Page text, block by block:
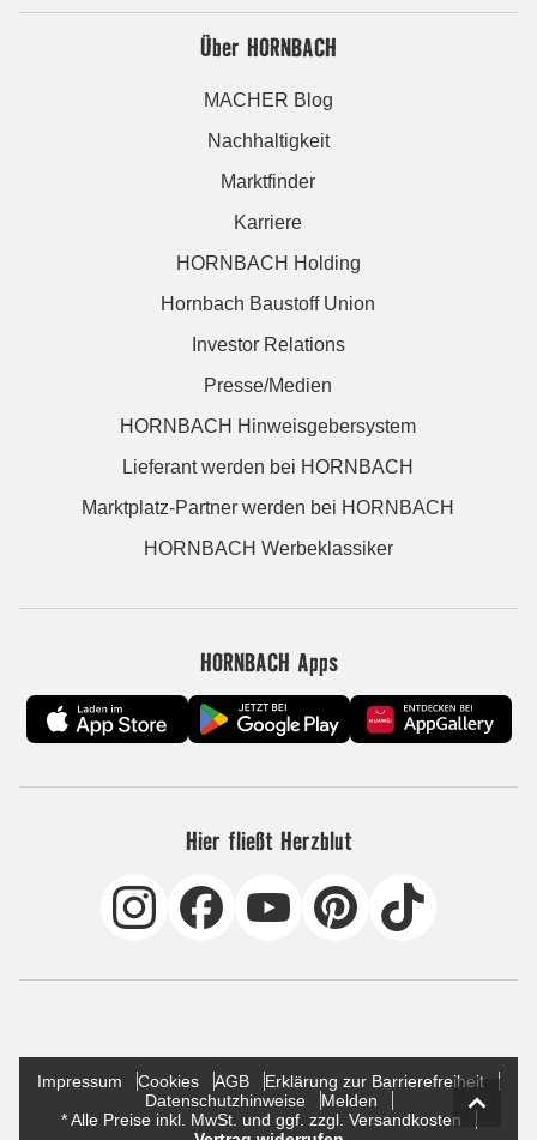
Über HORNBACH
MACHER Blog
Nachhaltigkeit
Marktfinder
Karriere
HORNBACH Holding
Hornbach Baustoff Union
Investor Relations
Presse/Medien
HORNBACH Hinweisgebersystem
Lieferant werden bei HORNBACH
Marktplatz-Partner werden bei HORNBACH
HORNBACH Werbeklassiker
HORNBACH Apps
Hier fließt Herzblut
Impressum Cookies AGB
Erklärung zur Barrierefreiheit
Datenschutzhinweise
Melden
* Alle Preise inkl. MwSt. und ggf. zzgl. Versandkosten